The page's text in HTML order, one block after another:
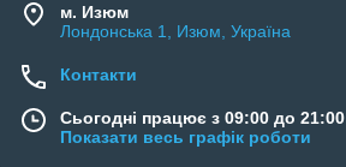
м. Изюм
Лондонська 1, Изюм, Україна
Контакти
Сьогодні працює з 09:00 до 21:00
Показати весь графік роботи